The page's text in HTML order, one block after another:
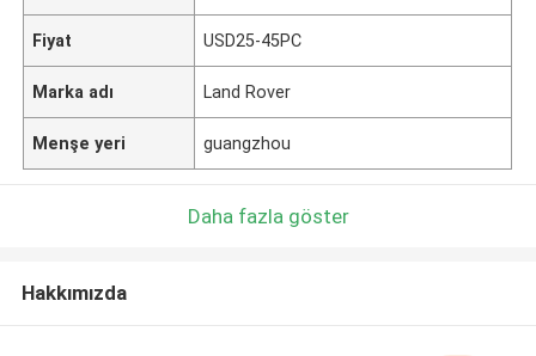
Fiyat USD25-45PC
Marka adı Land Rover
Menşe yeri guangzhou
Daha fazla göster
Hakkımızda